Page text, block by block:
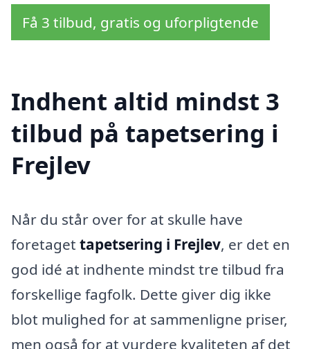
Få 3 tilbud, gratis og uforpligtende
Indhent altid mindst 3
tilbud på tapetsering i
Frejlev
Når du står over for at skulle have
foretaget tapetsering i Frejlev, er det en
god idé at indhente mindst tre tilbud fra
forskellige fagfolk. Dette giver dig ikke
blot mulighed for at sammenligne priser,
men også for at vurdere kvaliteten af det